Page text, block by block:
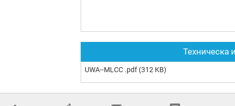
Техническа
UWA--MLCC .pdf (312 KB)